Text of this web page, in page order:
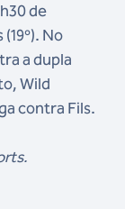
de
No
a dupla
Wild
contra Fils.